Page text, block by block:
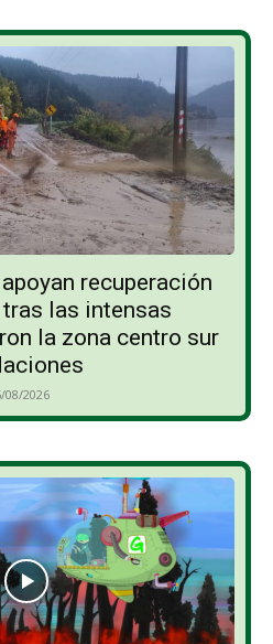
recuperación
las intensas
la zona centro sur
08/2026